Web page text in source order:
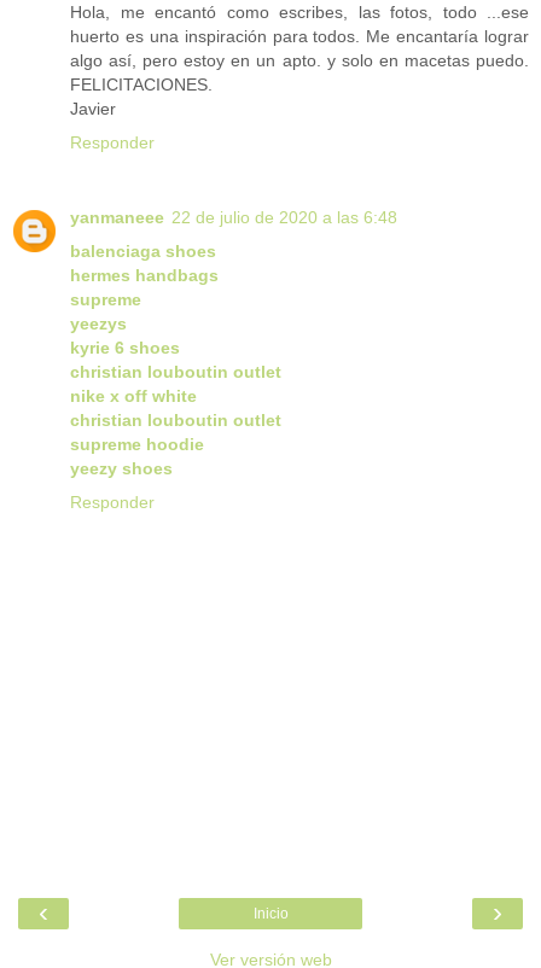
Hola, me encantó como escribes, las fotos, todo ...ese
huerto es una inspiración para todos. Me encantaría lograr
algo así, pero estoy en un apto. y solo en macetas puedo.
FELICITACIONES.
Javier
Responder
yanmaneee 22 de julio de 2020 a las 6:48
balenciaga shoes
hermes handbags
supreme
yeezys
kyrie 6 shoes
christian louboutin outlet
nike x off white
christian louboutin outlet
supreme hoodie
yeezy shoes
Responder
‹ ›
Inicio
Ver versión web